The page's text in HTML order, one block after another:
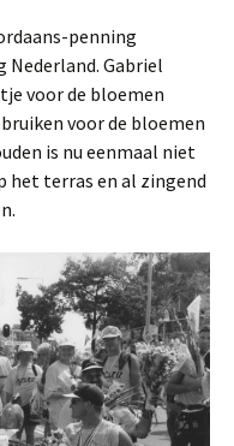
penning
Gabriel
voor de bloemen
voor de bloemen
is nu eenmaal niet
het terras en al zingend